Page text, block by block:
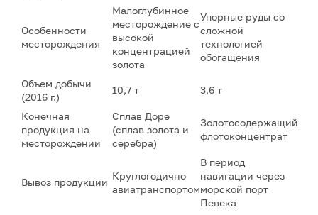
Особенности
месторождения
Малоглубинное
месторождение с
высокой
концентрацией
золота
Упорные руды со
сложной
технологией
обогащения
Объем добычи
(2016 г.)
10,7 т 3,6 т
Конечная
продукция на
месторождении
Сплав Доре
(сплав золота и
серебра)
Золотосодержащий
флотоконцентрат
Вывоз продукции
Круглогодично
авиатранспортом
В период
навигации через
морской порт
Певека